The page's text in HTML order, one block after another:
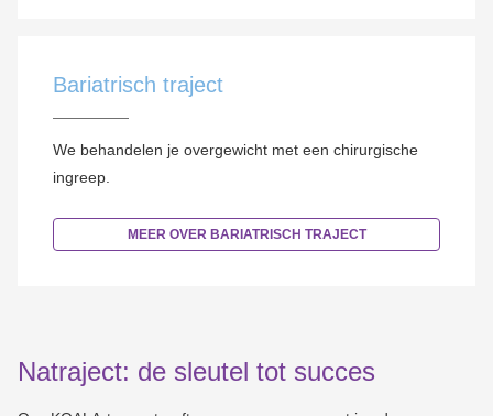
Bariatrisch traject
We behandelen je overgewicht met een chirurgische
ingreep.
MEER OVER BARIATRISCH TRAJECT
Natraject: de sleutel tot succes